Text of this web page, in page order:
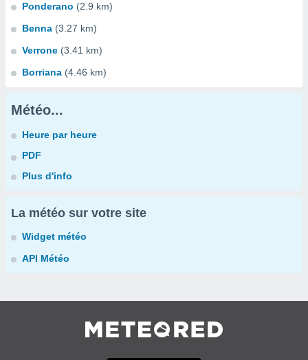
Ponderano (2.9 km)
Benna (3.27 km)
Verrone (3.41 km)
Borriana (4.46 km)
Météo...
Heure par heure
PDF
Plus d'info
La météo sur votre site
Widget météo
API Météo